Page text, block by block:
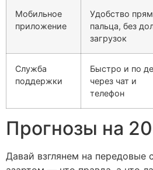
Мобильное
приложение
Удобство
пальца, без
загрузок
Служба
поддержки
Быстро и по
через чат и
телефон
Прогнозы на
Давай взглянем на передовые